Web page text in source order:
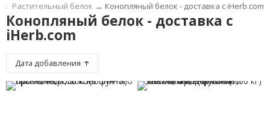
→ Растительный белок → Конопляный белок - доставка с iHerb.com
Конопляный белок - доставка с
iHerb.com
Дата добавления